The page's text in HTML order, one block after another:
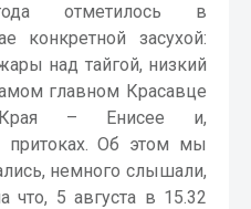
отметилось в
конкретной засухой:
над тайгой, низкий
главном Красавце
Края – Енисее и,
притоках. Об этом мы
немного слышали,
что, 5 августа в 15.32